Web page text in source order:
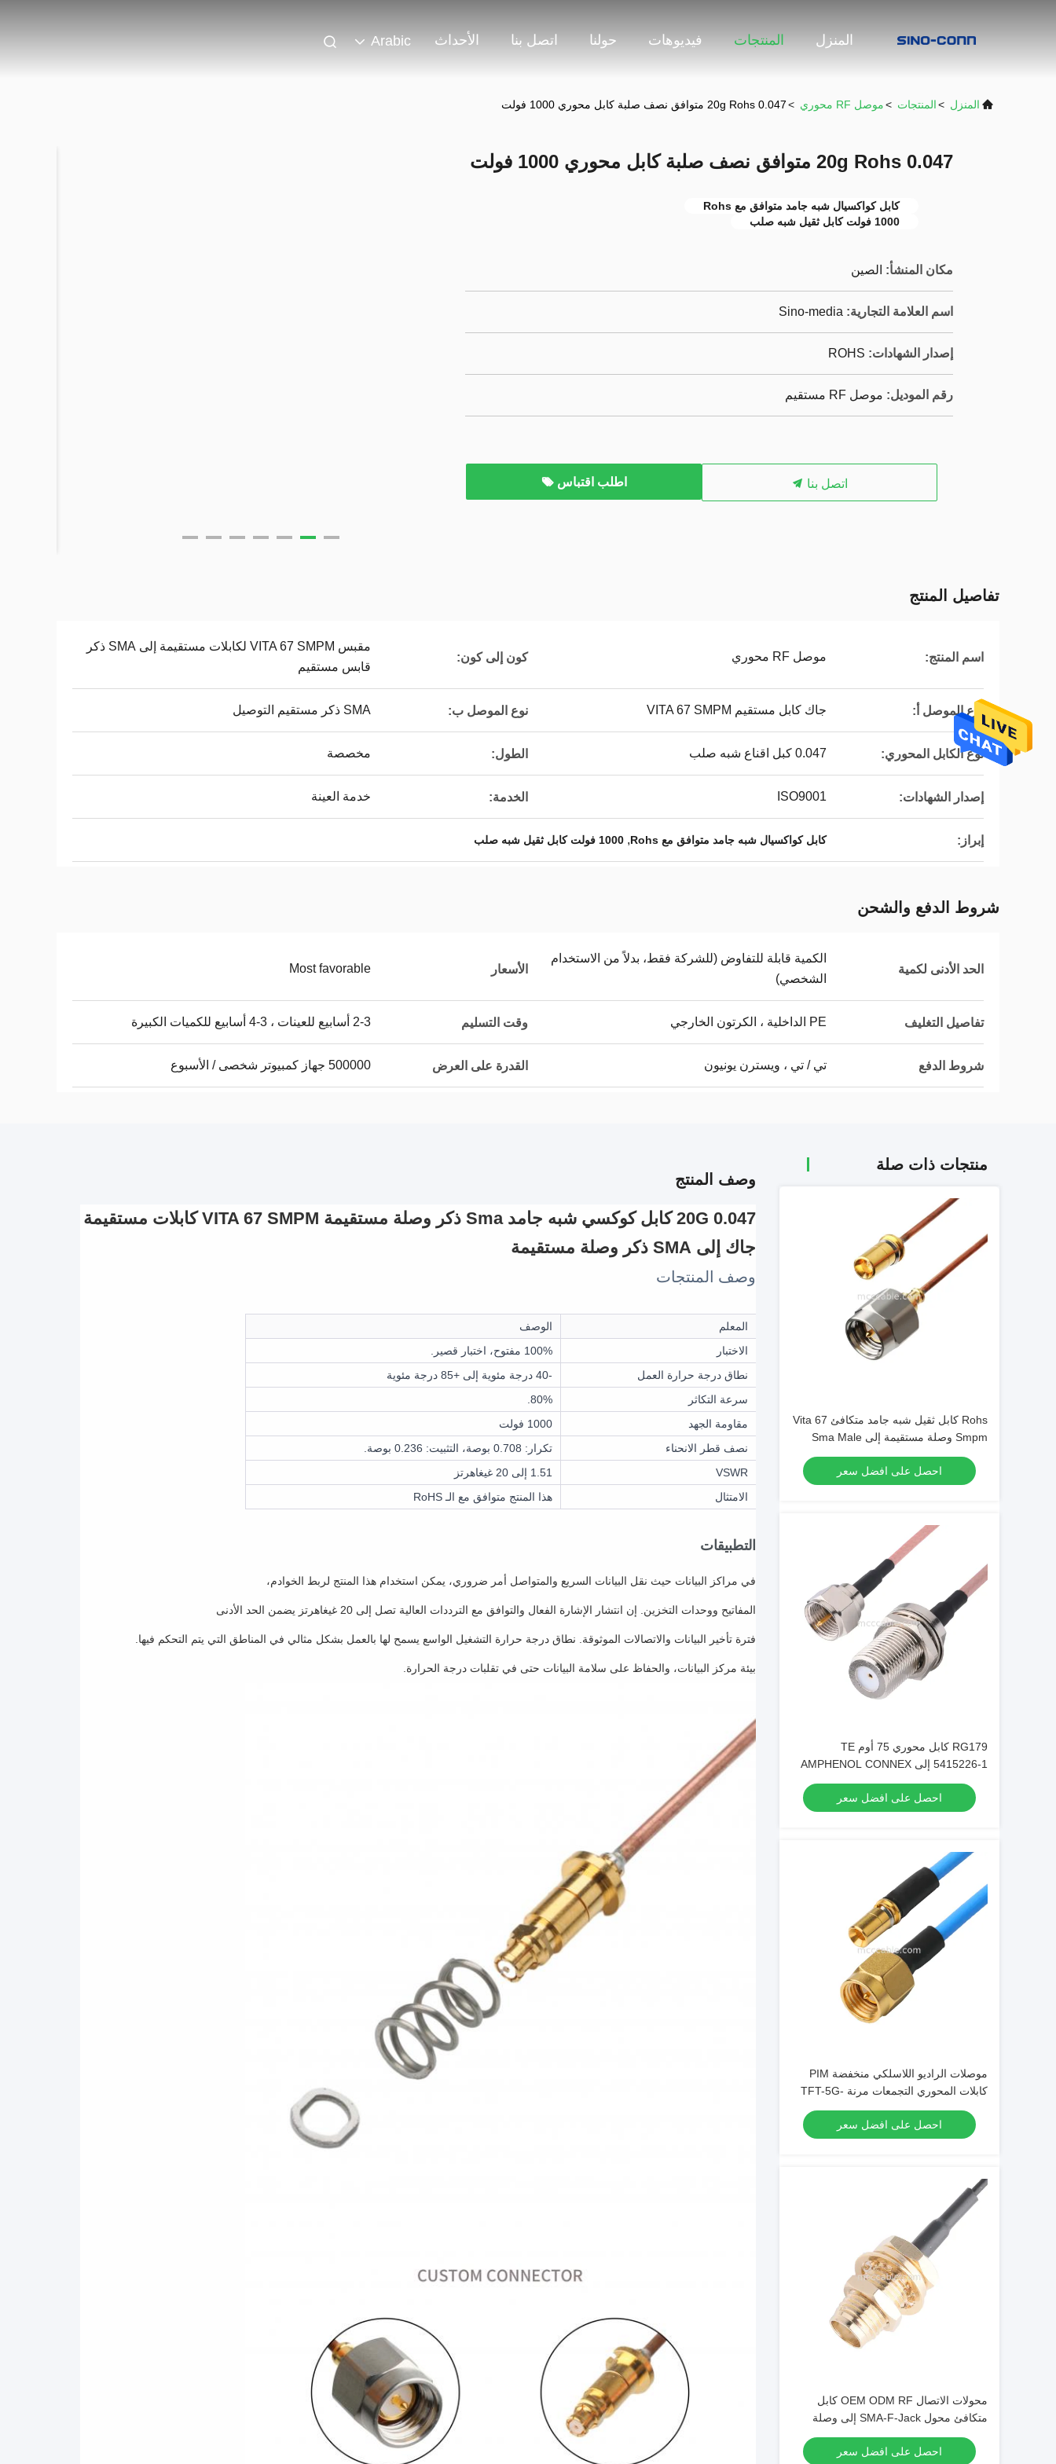
المنزل المنتجات فيديوهات حولنا اتصل بنا الأحداث Arabic
المنزل >المنتجات >موصل RF محوري >0.047 20g Rohs متوافق نصف صلبة كابل محوري 1000 فولت
0.047 20g Rohs متوافق نصف صلبة كابل محوري 1000 فولت
كابل كواكسيال شبه جامد متوافق مع Rohs
1000 فولت كابل ثقيل شبه صلب
مكان المنشأ: الصين
اسم العلامة التجارية: Sino-media
إصدار الشهادات: ROHS
رقم الموديل: موصل RF مستقيم
اتصل بنا اطلب اقتباس
تفاصيل المنتج
اسم المنتج: موصل RF محوري كون إلى كون:
مقبس VITA 67 SMPM لكابلات مستقيمة إلى SMA ذكر
قابس مستقيم
نوع الموصل أ: جاك كابل مستقيم VITA 67 SMPM نوع الموصل ب: SMA ذكر مستقيم التوصيل
نوع الكابل المحوري: 0.047 كبل اقناع شبه صلب الطول: مخصصة
إصدار الشهادات: ISO9001 الخدمة: خدمة العينة
إبراز: كابل كواكسيال شبه جامد متوافق مع Rohs , 1000 فولت كابل ثقيل شبه صلب
شروط الدفع والشحن
الحد الأدنى لكمية
الكمية قابلة للتفاوض (للشركة فقط، بدلاً من الاستخدام
الشخصي)
الأسعار Most favorable
تفاصيل التغليف PE الداخلية ، الكرتون الخارجي وقت التسليم 2-3 أسابيع للعينات ، 3-4 أسابيع للكميات الكبيرة
شروط الدفع تي / تي ، ويسترن يونيون القدرة على العرض 500000 جهاز كمبيوتر شخصى / الأسبوع
منتجات ذات صلة
Rohs كابل ثقيل شبه جامد متكافئ Vita 67
Smpm وصلة مستقيمة إلى Sma Male
وصلة مستقيمة Sro47
احصل على افضل سعر
RG179 كابل محوري 75 أوم TE
5415226-1 إلى AMPHENOL CONNEX
222114-10 OEM / ODM
احصل على افضل سعر
موصلات الراديو اللاسلكي منخفضة PIM
كابلات المحوري التجمعات مرنة TFT-5G-
احصل على افضل سعر
محولات الاتصال OEM ODM RF كابل
متكافئ محول SMA-F-Jack إلى وصلة
مخصصة
احصل على افضل سعر
وصف المنتج
0.047 20G كابل كوكسي شبه جامد Sma ذكر وصلة مستقيمة VITA 67 SMPM كابلات مستقيمة
جاك إلى SMA ذكر وصلة مستقيمة
وصف المنتجات
المعلم
الوصف
الاختبار
100% مفتوح، اختبار قصير.
نطاق درجة حرارة العمل
-40 درجة مئوية إلى +85 درجة مئوية
سرعة التكاثر
80%.
مقاومة الجهد
1000 فولت
نصف قطر الانحناء
تكرار: 0.708 بوصة، التثبيت: 0.236 بوصة.
VSWR
1.51 إلى 20 غيغاهرتز
الامتثال
هذا المنتج متوافق مع الـ RoHS
التطبيقات
في مراكز البيانات حيث نقل البيانات السريع والمتواصل أمر ضروري، يمكن استخدام هذا المنتج لربط الخوادم،
المفاتيح ووحدات التخزين. إن انتشار الإشارة الفعال والتوافق مع الترددات العالية تصل إلى 20 غيغاهرتز يضمن الحد الأدنى
فترة تأخير البيانات والاتصالات الموثوقة. نطاق درجة حرارة التشغيل الواسع يسمح لها بالعمل بشكل مثالي في المناطق التي يتم التحكم فيها.
بيئة مركز البيانات، والحفاظ على سلامة البيانات حتى في تقلبات درجة الحرارة.